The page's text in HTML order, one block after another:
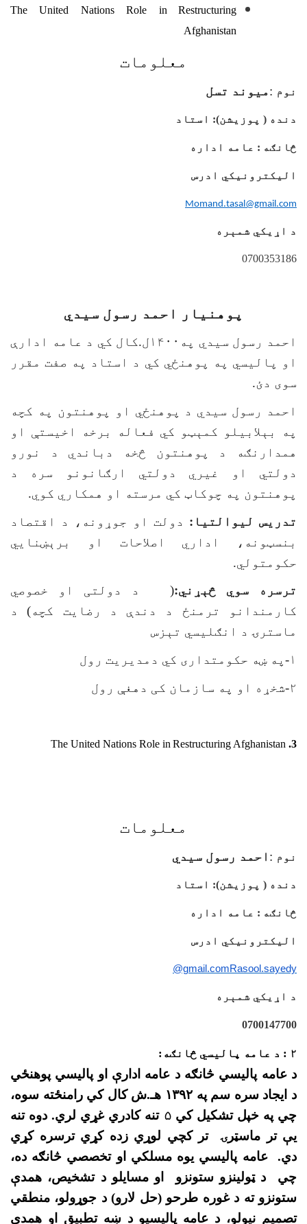
The United Nations Role in
Restructuring
Afghanistan
معلومات
نوم :میوند تسل
دنده ( پوزیشن): استاد
څانګه : عامه اداره
الیکترونیکي ادرس
Momand.tasal@gmail.com
د اړیکي شمېره
0700353186
پوهنیار احمد رسول سیدي
احمد رسول سیدي په۱۴۰۰ل.کال کي د عامه ادارې
او پالیسي په پوهنځي کي د استاد په صفت مقرر
سوی دئ.
احمد رسول سیدي د پوهنځي او پوهنتون په کچه
په بېلابیلو کمېټو کي فعاله برخه اخیستې او
همدارنګه د پوهنتون څخه دباندي د نورو
دولتي او غیري دولتي ارګانونو سره د
پوهنتون په چوکاټ کي مرسته او همکاري کوي.
تدریس لیوالتیا : دولت او جوړونه، د اقتصاد
بنسټونه، اداري اصلاحات او برېښنايي
حکومتولي.
ترسره سوي څېړني:(
د دولتی او خصوصي
کارمندانو ترمنځ د دندې د رضایت کچه) د
ماسترۍ د انګلیسي تېزس
۱-په ښه حکومتداری کي دمدیریت رول
۲-شخړه او په سازمان کی دهغې رول
3.
The United Nations Role in Restructuring Afghanistan
معلومات
نوم : احمد رسول سیدي
دنده ( پوزیشن): استاد
څانګه : عامه اداره
الیکترونیکي ادرس
Rasool.sayedy
@gmail.com
د اړیکي شمېره
0700147700
۲ : د عامه پالیسي څانګه:
د عامه پالیسي څانګه د عامه ادارې او پالیسي پوهنځي
د ایجاد سره سم په ۱۳۹۲ هـ.ش کال کي رامنځته سوه،
چي په خپل تشکیل کي۵ تنه کادري غړي لري. دوه تنه
يې تر ماسټرۍ تر کچي لوړي زده کړي ترسره کړي
دي. عامه پالیسي یوه مسلکي او تخصصي څانګه ده،
چي د ټولینزو ستونزو او مسایلو د تشخیص، همدې
ستونزو ته د غوره طرحو (حل لارو) د جوړولو، منطقي
تصمیم نیولو، د عامه پالیسیو د ښه تطبیق او همدي